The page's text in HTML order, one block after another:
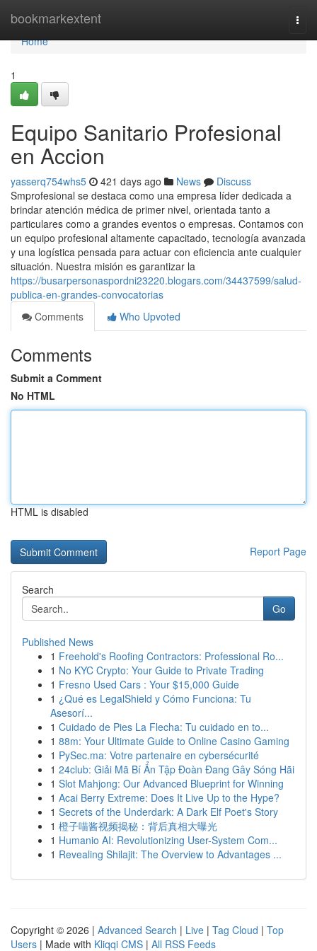
bookmarkextent
Home
Home
1
Equipo Sanitario Profesional
en Accion
yasserq754whs5 421 days ago News
Discuss
Smprofesional se destaca como una empresa líder dedicada a
brindar atención médica de primer nivel, orientada tanto a
particulares como a grandes eventos o empresas. Contamos con
un equipo profesional altamente capacitado, tecnología avanzada
y una logística pensada para actuar con eficiencia ante cualquier
situación. Nuestra misión es garantizar la
https://busarpersonaspordni23220.blogars.com/34437599/salud-
publica-en-grandes-convocatorias
Comments
Who Upvoted
Comments
Submit a Comment
No HTML
HTML is disabled
Report Page
Search
Go
Published News
1 Freehold's Roofing Contractors: Professional Ro...
1 No KYC Crypto: Your Guide to Private Trading
1 Fresno Used Cars : Your $15,000 Guide
1 ¿Qué es LegalShield y Cómo Funciona: Tu
Asesorí...
1 Cuidado de Pies La Flecha: Tu cuidado en to...
1 88m: Your Ultimate Guide to Online Casino Gaming
1 PySec.ma: Votre partenaire en cybersécurité
1 24club: Giải Mã Bí Ẩn Tập Đoàn Đang Gây Sóng Hãi
1 Slot Mahjong: Our Advanced Blueprint for Winning
1 Acai Berry Extreme: Does It Live Up to the Hype?
1 Secrets of the Underdark: A Dark Elf Poet's Story
1 橙子喵酱视频揭秘：背后真相大曝光
1 Humanio AI: Revolutionizing User-System Com...
1 Revealing Shilajit: The Overview to Advantages ...
Copyright © 2026 | Advanced Search | Live | Tag Cloud | Top
Users | Made with Kliqqi CMS | All RSS Feeds